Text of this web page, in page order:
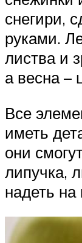
снегири,
руками.
листва и
а весна –
Все
иметь
они
липучка,
надеть на